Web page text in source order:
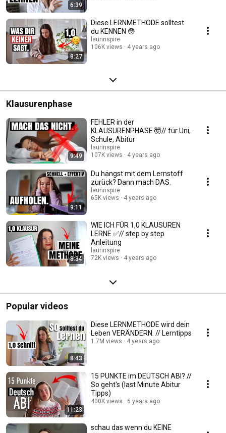
6:39
8:27
Diese LERNMETHODE solltest
du KENNEN 😳
laurinspire
106K views
4 years ago
Klausurenphase
9:49
FEHLER in der
KLAUSURENPHASE 🤯// für Uni,
Schule, Abitur
laurinspire
107K views
4 years ago
9:11
Du hängst mit dem Lernstoff
zurück? Dann mach DAS.
laurinspire
65K views
4 years ago
8:34
WIE ICH FÜR 1,0 KLAUSUREN
LERNE ✅// step by step
Anleitung
laurinspire
72K views
4 years ago
Popular videos
8:43
Diese LERNMETHODE wird dein
Leben VERÄNDERN. // Lerntipps
1.7M views 4 years ago
11:23
15 PUNKTE im DEUTSCH ABI? //
So geht's (last Minute Abitur
Tipps)
400K views 6 years ago
schau das wenn du KEINE